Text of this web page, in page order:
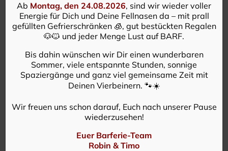
Entdecke unser vielfältiges Barf
Sortiment
Ab Montag, den 24.08.2026, sind wir wieder voller
Energie für Dich und Deine Fellnasen da – mit prall
gefüllten Gefrierschränken 🧊, gut bestückten Regalen
🐶🐱 und jeder Menge Lust auf BARF.
Bis dahin wünschen wir Dir einen wunderbaren
Sommer, viele entspannte Stunden, sonnige
Spaziergänge und ganz viel gemeinsame Zeit mit
Deinen Vierbeinern. 🐾☀️
Wir freuen uns schon darauf, Euch nach unserer Pause
wiederzusehen!
Euer Barferie-Team
Robin & Timo